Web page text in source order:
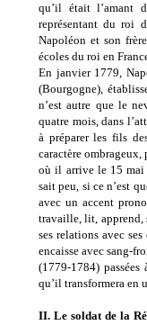
qu’il était l’amant
représentant du roi
Napoléon et son
écoles du roi en
En janvier 1779,
(Bourgogne),
n’est autre que le
quatre mois, dans
à préparer les fils
caractère
où il arrive le 15 mai
sait peu, si ce n’est
avec un accent
travaille, lit, apprend,
ses relations avec
encaisse avec sang-
(1779-1784)
qu’il transformera en
II. Le soldat de la